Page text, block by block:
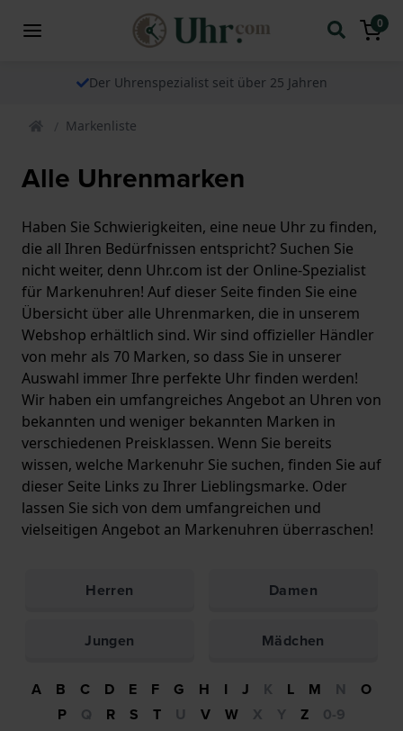
0
Der Uhrenspezialist seit über 25 Jahren
Markenliste
Alle Uhrenmarken
Haben Sie Schwierigkeiten, eine neue Uhr zu finden,
die all Ihren Bedürfnissen entspricht? Suchen Sie
nicht weiter, denn Uhr.com ist der Online-Spezialist
für Markenuhren! Auf dieser Seite finden Sie eine
Übersicht über alle Uhrenmarken, die in unserem
Webshop erhältlich sind. Wir sind offizieller Händler
von mehr als 70 Marken, so dass Sie in unserer
Auswahl immer Ihre perfekte Uhr finden werden!
Wir haben ein umfangreiches Angebot an Uhren von
bekannten und weniger bekannten Marken in
verschiedenen Preisklassen. Wenn Sie bereits
wissen, welche Markenuhr Sie suchen, finden Sie auf
dieser Seite Links zu Ihrer Lieblingsmarke. Oder
lassen Sie sich von dem umfangreichen und
vielseitigen Angebot an Markenuhren überraschen!
Herren Damen
Jungen Mädchen
A B C D E F G H I J K L M N
O
P
Q R S T U V W X Y Z 0-9